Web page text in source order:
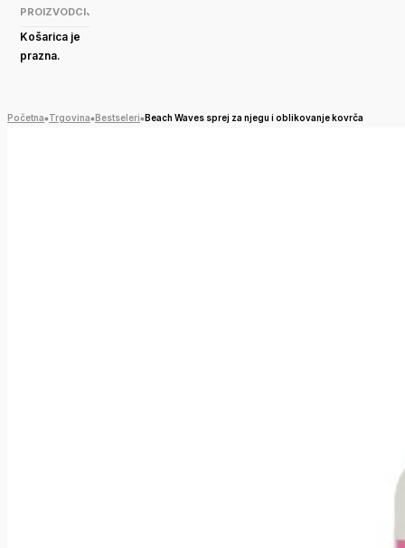
PROIZVODCIJENA
Košarica je
prazna.
Početna Trgovina Bestseleri Beach Waves sprej za njegu i oblikovanje kovrča